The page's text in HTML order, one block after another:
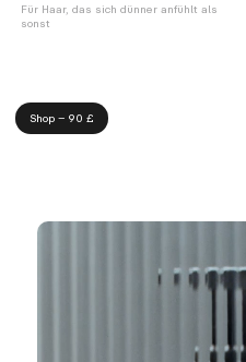
Für Haar, das sich dünner anfühlt als
sonst
Shop – 90 £